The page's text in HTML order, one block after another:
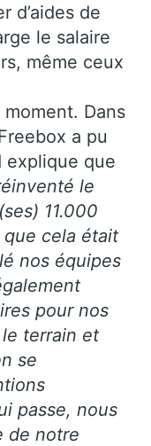
d’aides de
le salaire
même ceux
Dans
a pu
explique que
le
11.000
cela était
nos équipes
pour nos
terrain et
se
passe, nous
de notre